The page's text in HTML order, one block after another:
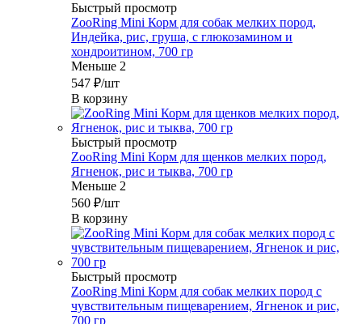
Быстрый просмотр
ZooRing Mini Корм для собак мелких пород,
Индейка, рис, груша, с глюкозамином и
хондроитином, 700 гр
Меньше 2
547 ₽/шт
В корзину
Быстрый просмотр
ZooRing Mini Корм для щенков мелких пород,
Ягненок, рис и тыква, 700 гр
Меньше 2
560 ₽/шт
В корзину
Быстрый просмотр
ZooRing Mini Корм для собак мелких пород с
чувствительным пищеварением, Ягненок и рис,
700 гр